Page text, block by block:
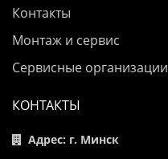
Контакты
Монтаж и сервис
Сервисные организации
КОНТАКТЫ
Адрес: г. Минск